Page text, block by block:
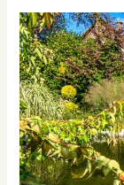
Wissenswertes
über
ökologische
Gartenteiche